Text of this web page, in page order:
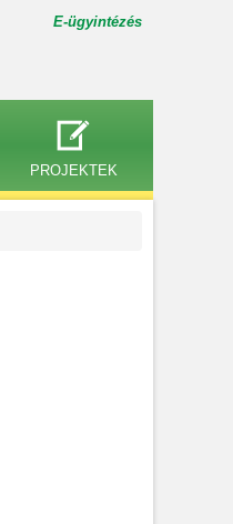
E-ügyintézés
PROJEKTEK